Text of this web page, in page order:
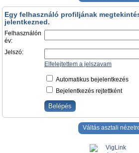
Egy felhasználó profiljának
jelentkezned.
Felhasználón
év:
Jelszó:
Elfelejtettem a jelszavam
Automatikus bejelentkezés
Bejelentkezés rejtettként
Váltás asztali